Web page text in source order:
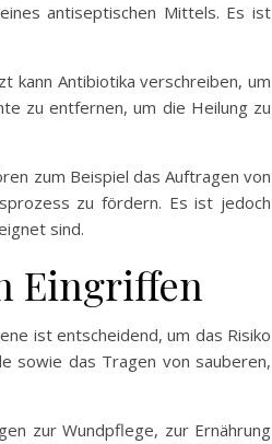
antiseptischen Mittels. Es ist
kann Antibiotika verschreiben, um
zu entfernen, um die Heilung zu
zum Beispiel das Auftragen von
zu fördern. Es ist jedoch
sind.
Eingriffen
ist entscheidend, um das Risiko
sowie das Tragen von sauberen,
zur Wundpflege, zur Ernährung